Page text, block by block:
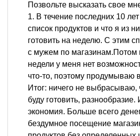
Позвольте высказать свое
1. В течение последних 10
список продуктов и что я из
готовить на неделю. С этим
с мужем по магазинам.Потом
недели у меня нет
что-то, поэтому продумываю
Итог: ничего не выбрасываю,
буду готовить,
экономия. Больше всего
бездумное посещение